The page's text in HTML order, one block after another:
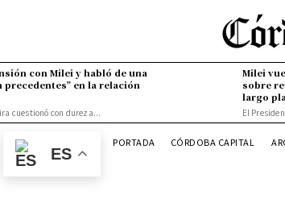
con Milei y habló de una
en la relación
cuestionó con dureza...
Milei
sobre
largo
El
ES
PORTADA CÓRDOBA CAPITAL